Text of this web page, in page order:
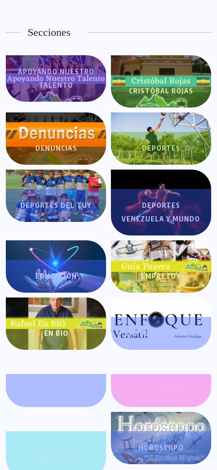
Secciones
APOYANDO NUESTRO
TALENTO
CRISTÓBAL ROJAS
DENUNCIAS DEPORTES
DEPORTES DEL TUY
DEPORTES
VENEZUELA Y MUNDO
EDUCACIÓN EMPRETUY
EN BIO ENFOQUE VERSÁTIL
HORÓSCOPO